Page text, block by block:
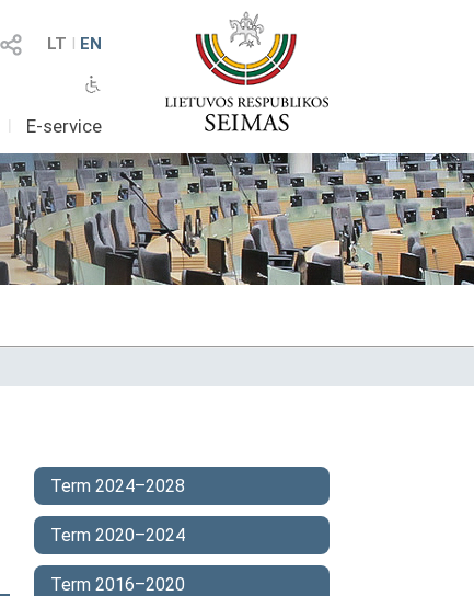
LT I EN
I E-service
Term 2024–2028
Term 2020–2024
Term 2016–2020